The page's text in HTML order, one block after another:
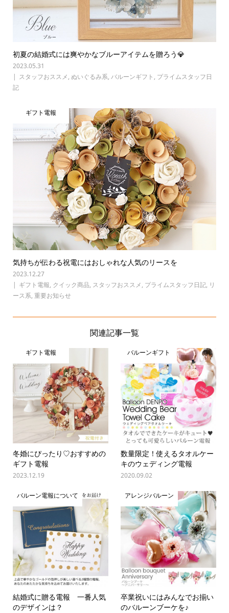
初夏の結婚式には爽やかなブルーアイテムを贈ろう💎
2023.05.31
スタッフおススメ, ぬいぐるみ系, バルーンギフト , プライムスタッフ日
記
ギフト電報
気持ちが伝わる祝電にはおしゃれな人気のリースを
2023.12.27
ギフト電報, クイック商品, スタッフおススメ, プライムスタッフ日記, リ
ース系, 重要お知らせ
関連記事一覧
ギフト電報
冬婚にぴったり♡おすすめの
ギフト電報
2023.12.19
バルーンギフト
数量限定！使えるタオルケー
キのウェディング電報
2020.09.02
バルーン電報について
結婚式に贈る電報 一番人気
のデザインは？
アレンジバルーン
卒業祝いにはみんなでお揃い
のバルーンブーケを♪